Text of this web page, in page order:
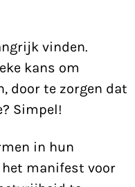
vinden.
kans om
door te zorgen dat
Simpel!
in hun
manifest voor